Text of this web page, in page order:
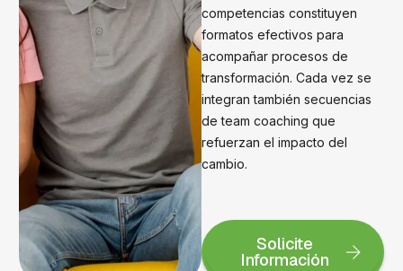
competencias constituyen
formatos efectivos para
acompañar procesos de
transformación. Cada vez se
integran también secuencias
de team coaching que
refuerzan el impacto del
cambio.
Solicite
Información